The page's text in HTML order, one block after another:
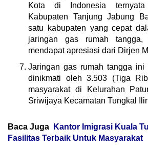
Kota di Indonesia
Kabupaten Tanjung Jabung
satu kabupaten yang cepat
jaringan gas rumah
mendapat apresiasi dari Dirjen
Jaringan gas rumah tangga ini
dinikmati oleh 3.503 (Tiga
masyarakat di Kelurahan
Sriwijaya Kecamatan Tungkal
Baca Juga
Kantor Imigrasi Kuala
Fasilitas Terbaik Untuk Masyarakat